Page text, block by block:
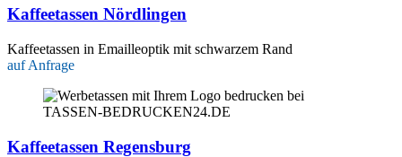
Kaffeetassen Nördlingen
Kaffeetassen in Emailleoptik mit schwarzem Rand
auf Anfrage
Kaffeetassen Regensburg